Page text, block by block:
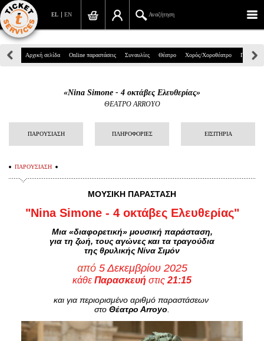
EN
EL Αναζήτηση
Πανεπιστημίου 39, Αθήνα
info@ticketservices.gr
Αναζήτηση
Σύνδεση/Εγγραφή
Αναζήτηση παραγγελίας
Προσωπικά Δεδομένα
Πληροφορίες
Είσοδος διαχειριστή
Αρχική σελίδα Online παραστάσεις Συναυλίες Θέατρο Χορός/Χοροθέατρο Παιδικά
«Nina Simone - 4 οκτάβες Ελευθερίας»
ΘΕΑΤΡΟ ARROYO
ΠΑΡΟΥΣΙΑΣΗ ΠΛΗΡΟΦΟΡΙΕΣ ΕΙΣΙΤΗΡΙΑ
ΠΑΡΟΥΣΙΑΣΗ
MOYΣΙΚΗ ΠΑΡΑΣΤΑΣΗ
"Nina Simone - 4 οκτάβες Ελευθερίας"
Μια «διαφορετική» μουσική παράσταση,
για τη ζωή, τους αγώνες και τα τραγούδια
της θρυλικής Νίνα Σιμόν
από 5 Δεκεμβρίου 2025
κάθε Παρασκευή στις 21:15
και για περιορισμένο αριθμό παραστάσεων
στο Θέατρο Αrroyo